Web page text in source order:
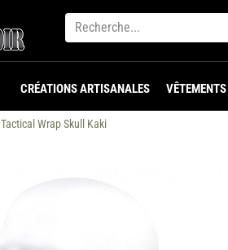
CRÉATIONS ARTISANALES VÊTEMENTS
Tactical Wrap Skull Kaki